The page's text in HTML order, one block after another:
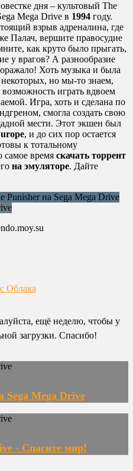
дня – культовый The
Mega Drive в 1994 году.
взрыв адреналина, где
Палач, вершите правосудие
как круто было прыгать,
у врагов? А разнообразие
Хоть музыка и была
но мы-то знаем,
возможность играть вдвоем
Игра, хоть и сделана по
смогла создать свою
мести. Этот экшен был
, и до сих пор остается
к тотальному
самое время скачать торрент
на эмуляторе. Дайте
Облака
ещё неделю, чтобы у
загрузки. Спасибо!
Sega Mega Drive
- Спасите мир!